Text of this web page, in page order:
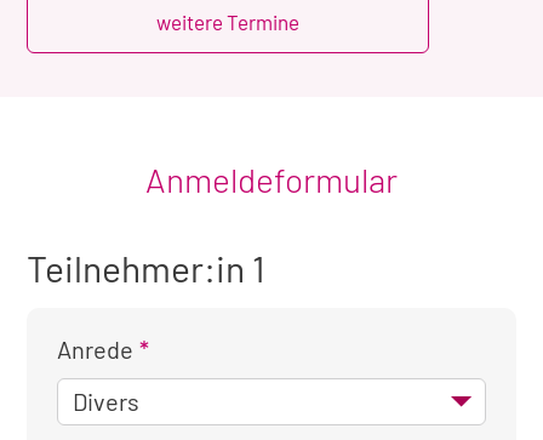
weitere Termine
Anmeldeformular
Teilnehmer:in 1
Anrede